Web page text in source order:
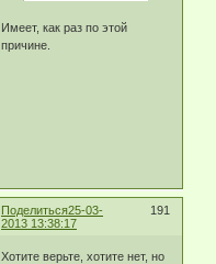
Имеет, как раз по этой
причине.
Поделиться 191
25-03-
2013 13:38:17
Хотите верьте, хотите нет, но